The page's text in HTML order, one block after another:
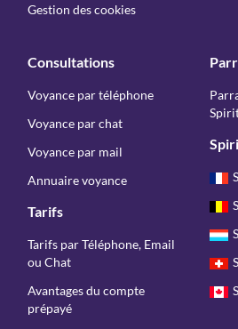
Gestion des cookies
Consultations
Voyance par téléphone
Voyance par chat
Voyance par mail
Annuaire voyance
Tarifs
Tarifs par Téléphone, Email
ou Chat
Avantages du compte
prépayé